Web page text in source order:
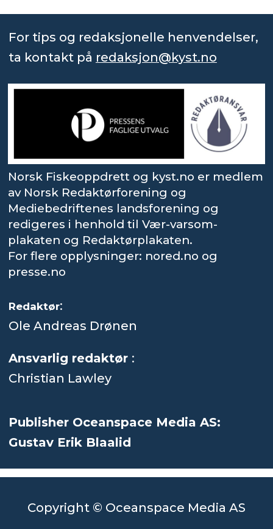
For tips og redaksjonelle henvendelser,
ta kontakt på redaksjon@kyst.no
Norsk Fiskeoppdrett og kyst.no er medlem
av Norsk Redaktørforening og
Mediebedriftenes landsforening og
redigeres i henhold til Vær-varsom-
plakaten og Redaktørplakaten.
For flere opplysninger: nored.no og
presse.no
Redaktør:
Ole Andreas Drønen
Ansvarlig redaktør :
Christian Lawley
Publisher Oceanspace Media AS:
Gustav Erik Blaalid
Copyright © Oceanspace Media AS